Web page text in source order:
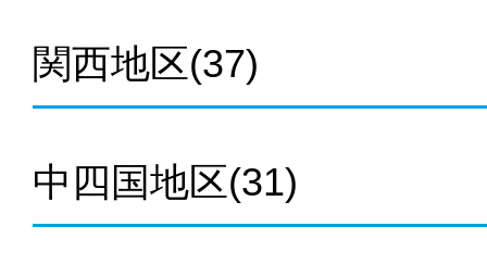
関西地区(37)
中四国地区(31)